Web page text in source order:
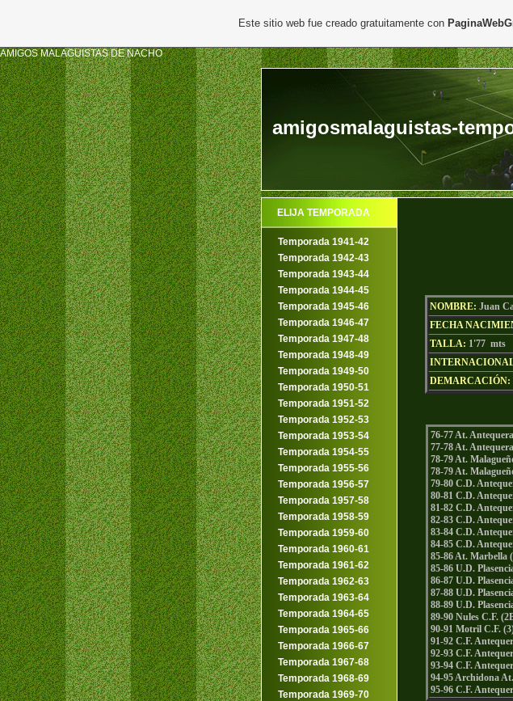
AMIGOS MALAGUISTAS DE NACHO
amigosmalaguistas-
ELIJA TEMPORADA
Temporada 1941-42
Temporada 1942-43
Temporada 1943-44
Temporada 1944-45
Temporada 1945-46
Temporada 1946-47
Temporada 1947-48
Temporada 1948-49
Temporada 1949-50
Temporada 1950-51
Temporada 1951-52
Temporada 1952-53
Temporada 1953-54
Temporada 1954-55
Temporada 1955-56
Temporada 1956-57
Temporada 1957-58
Temporada 1958-59
Temporada 1959-60
Temporada 1960-61
Temporada 1961-62
Temporada 1962-63
Temporada 1963-64
Temporada 1964-65
Temporada 1965-66
Temporada 1966-67
Temporada 1967-68
Temporada 1968-69
Temporada 1969-70
NOMBRE: Juan
FECHA
TALLA: 1'77
DEMARCACIÓN:
76-77 At.
77-78 At.
78-79 At.
78-79 At.
79-80 C.D.
80-81 C.D.
81-82 C.D.
82-83 C.D.
83-84 C.D.
84-85 C.D.
85-86 At. Marbella
85-86 U.D.
86-87 U.D.
87-88 U.D.
88-89 U.D.
89-90 Nules C.F.
90-91 Motril C.F.
91-92 C.F.
92-93 C.F.
93-94 C.F.
94-95 Archidona
95-96 C.F.
Este sitio web fue creado gratuitamente con